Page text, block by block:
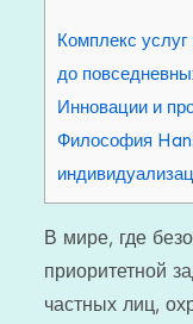
Комплекс
до
Инновации и
Философия
В мире, где
приоритетной
частных лиц,